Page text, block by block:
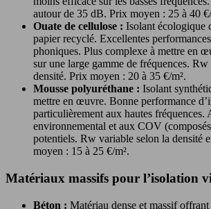
autour de 35 dB. Prix moyen : 25 à 40
Ouate de cellulose : Isolant écologique
papier recyclé. Excellentes
phoniques. Plus complexe à mettre en
sur une large gamme de fréquences.
densité. Prix moyen : 20 à 35 €/m².
Mousse polyuréthane : Isolant
mettre en œuvre. Bonne performance
particulièrement aux hautes fréquences.
environnemental et aux COV
potentiels. Rw variable selon la densité
moyen : 15 à 25 €/m².
Matériaux massifs pour l’isolation
Béton : Matériau dense et massif